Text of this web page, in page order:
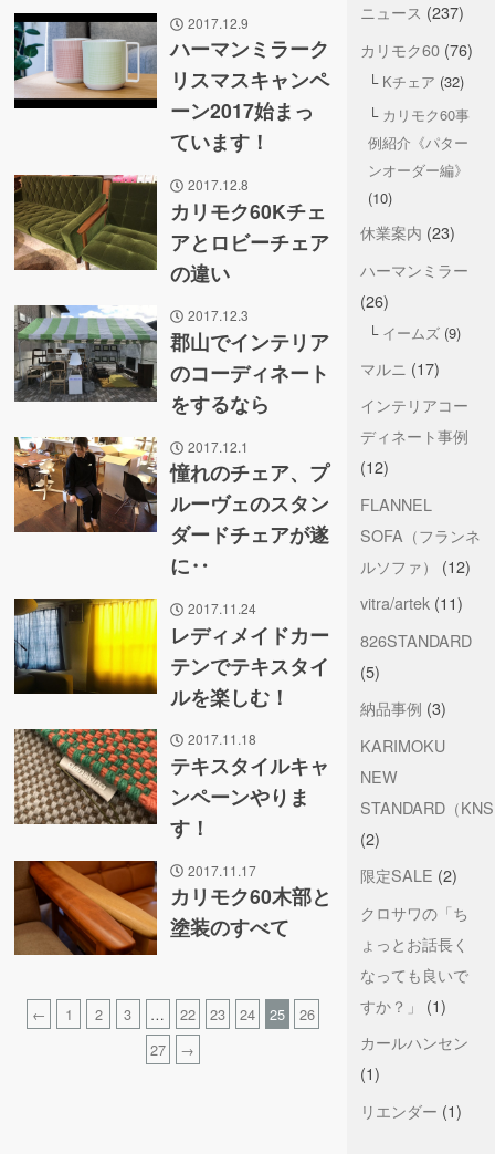
2017.12.9
ハーマンミラーク
リスマスキャンペ
ーン2017始まっ
ています！
2017.12.8
カリモク60Kチェ
アとロビーチェア
の違い
2017.12.3
郡山でインテリア
のコーディネート
をするなら
2017.12.1
憧れのチェア、プ
ルーヴェのスタン
ダードチェアが遂
に‥
2017.11.24
レディメイドカー
テンでテキスタイ
ルを楽しむ！
2017.11.18
テキスタイルキャ
ンペーンやりま
す！
2017.11.17
カリモク60木部と
塗装のすべて
← 1 2 3 … 22 23 24 25
26
27
→
ニュース (237)
カリモク60(76)
Kチェア (32)
カリモク60事
例紹介《パター
ンオーダー編》
(10)
休業案内 (23)
ハーマンミラー
(26)
イームズ(9)
マルニ (17)
インテリアコー
ディネート事例
(12)
FLANNEL
SOFA（フランネ
ルソファ）
(12)
vitra/artek(11)
826STANDARD
(5)
納品事例 (3)
KARIMOKU
NEW
STANDARD（
(2)
限定SALE (2)
クロサワの「ち
ょっとお話長く
なっても良いで
すか？」
(1)
カールハンセン
(1)
リエンダー (1)